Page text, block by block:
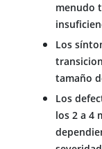
menudo
Los
tamaño
Los
los 2 a 4